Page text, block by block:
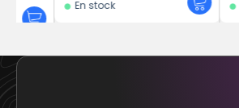
En stock En